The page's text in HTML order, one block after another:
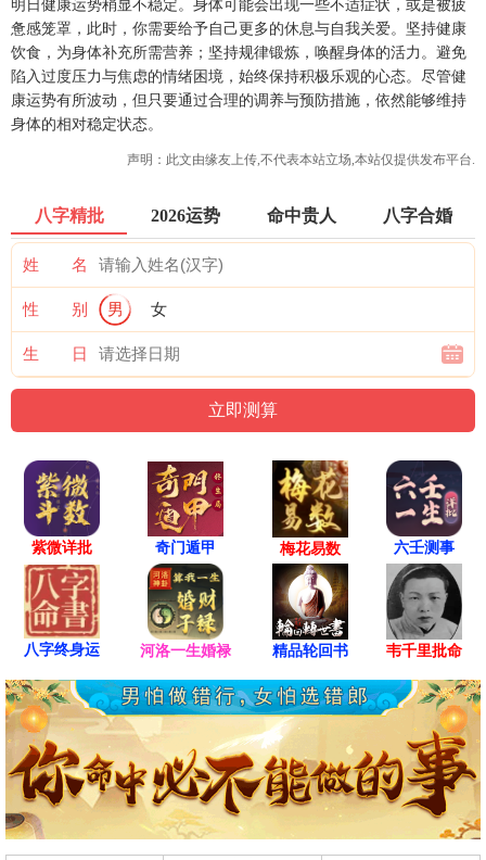
明日健康运势稍显不稳定。身体可能会出现一些不适症状，或是被疲
惫感笼罩，此时，你需要给予自己更多的休息与自我关爱。坚持健康
饮食，为身体补充所需营养；坚持规律锻炼，唤醒身体的活力。避免
陷入过度压力与焦虑的情绪困境，始终保持积极乐观的心态。尽管健
康运势有所波动，但只要通过合理的调养与预防措施，依然能够维持
身体的相对稳定状态。
声明：此文由缘友上传,不代表本站立场,本站仅提供发布平台.
八字精批 2026运势 命中贵人 八字合婚
姓 名
性 别 男 女
生 日
紫微详批 奇门遁甲 梅花易数 六壬测事
八字终身运 河洛一生婚禄 精品轮回书 韦千里批命